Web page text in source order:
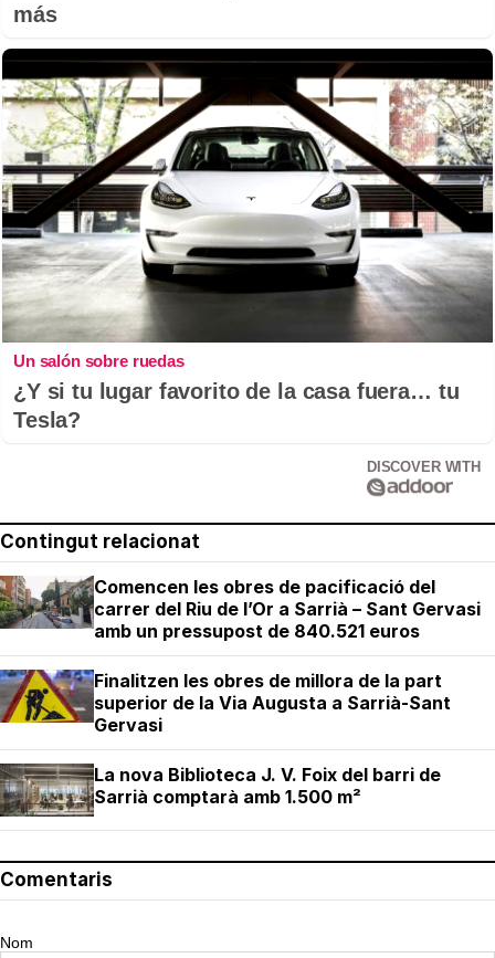
más
Un salón sobre ruedas
¿Y si tu lugar favorito de la casa fuera… tu
Tesla?
DISCOVER WITH
Contingut relacionat
Comencen les obres de pacificació del
carrer del Riu de l’Or a Sarrià – Sant Gervasi
amb un pressupost de 840.521 euros
Finalitzen les obres de millora de la part
superior de la Via Augusta a Sarrià-Sant
Gervasi
La nova Biblioteca J. V. Foix del barri de
Sarrià comptarà amb 1.500 m²
Comentaris
Nom